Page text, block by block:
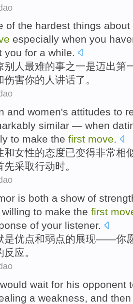
of the hardest things about
especially when you
you for a while.
别人 最难的事之一是迈出第
伤害你的 人 讲话了 。
and women's attitudes to
similar — when
to make the first move.
和女性的态度已变得非常相
先采取行动时。
is both a show of
willing to make the first
of your listener.
是优点和弱点的展现——你
反应。
would wait for his opponent
a weakness, and then